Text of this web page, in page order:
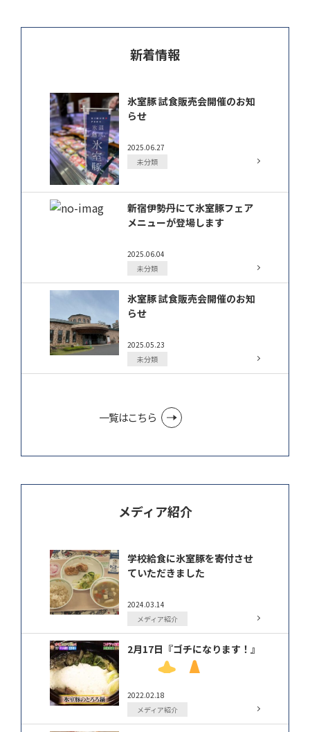
新着情報
氷室豚 試食販売会開催のお知
らせ
2025.06.27
未分類
新宿伊勢丹にて氷室豚フェア
メニューが登場します
2025.06.04
未分類
氷室豚 試食販売会開催のお知
らせ
2025.05.23
未分類
一覧はこちら
メディア紹介
学校給食に氷室豚を寄付させ
ていただきました
2024.03.14
メディア紹介
2月17日『ゴチになります！』
に出演
2022.02.18
メディア紹介